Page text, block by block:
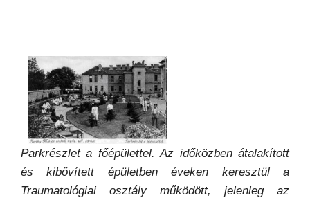
Parkrészlet a főépülettel. Az időközben átalakított
és kibővített épületben éveken keresztül a
Traumatológiai osztály működött, jelenleg az